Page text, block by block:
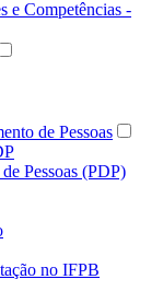
e Competências -
de Pessoas
Pessoas (PDP)
no IFPB